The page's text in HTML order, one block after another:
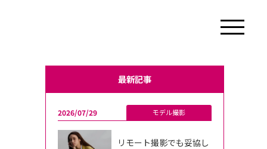
最新記事
2026/07/29 モデル撮影
リモート撮影でも妥協し